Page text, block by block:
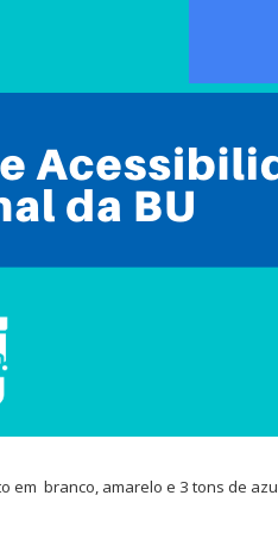
em branco, amarelo e 3 tons de